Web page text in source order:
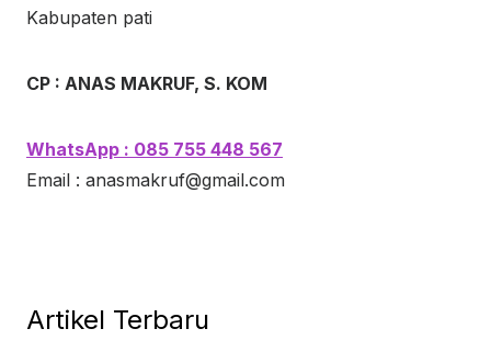
Kabupaten pati
CP : ANAS MAKRUF, S. KOM
WhatsApp : 085 755 448 567
Email : anasmakruf@gmail.com
Artikel Terbaru